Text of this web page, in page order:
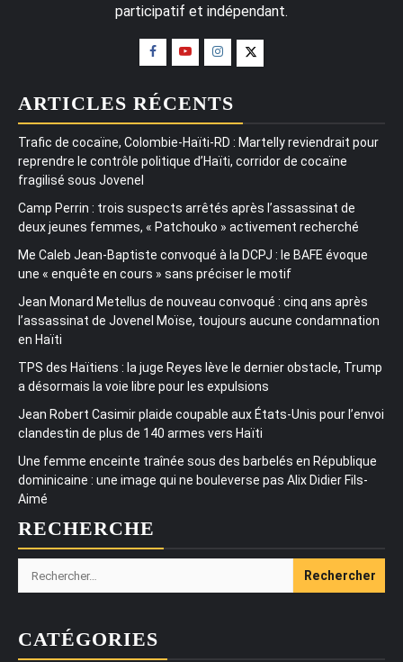
participatif et indépendant.
ARTICLES RÉCENTS
Trafic de cocaïne, Colombie-Haïti-RD : Martelly reviendrait pour
reprendre le contrôle politique d’Haïti, corridor de cocaïne
fragilisé sous Jovenel
Camp Perrin : trois suspects arrêtés après l’assassinat de
deux jeunes femmes, « Patchouko » activement recherché
Me Caleb Jean-Baptiste convoqué à la DCPJ : le BAFE évoque
une « enquête en cours » sans préciser le motif
Jean Monard Metellus de nouveau convoqué : cinq ans après
l’assassinat de Jovenel Moïse, toujours aucune condamnation
en Haïti
TPS des Haïtiens : la juge Reyes lève le dernier obstacle, Trump
a désormais la voie libre pour les expulsions
Jean Robert Casimir plaide coupable aux États-Unis pour l’envoi
clandestin de plus de 140 armes vers Haïti
Une femme enceinte traînée sous des barbelés en République
dominicaine : une image qui ne bouleverse pas Alix Didier Fils-
Aimé
RECHERCHE
Rechercher :
CATÉGORIES